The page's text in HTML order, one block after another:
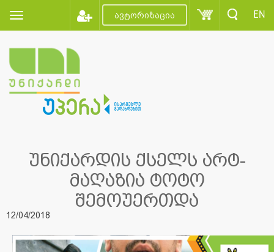
ავტორიზაცია EN
უნიქარდის ქსელს არტ-
მაღაზია ტოტო
შემოუერთდა
12/04/2018